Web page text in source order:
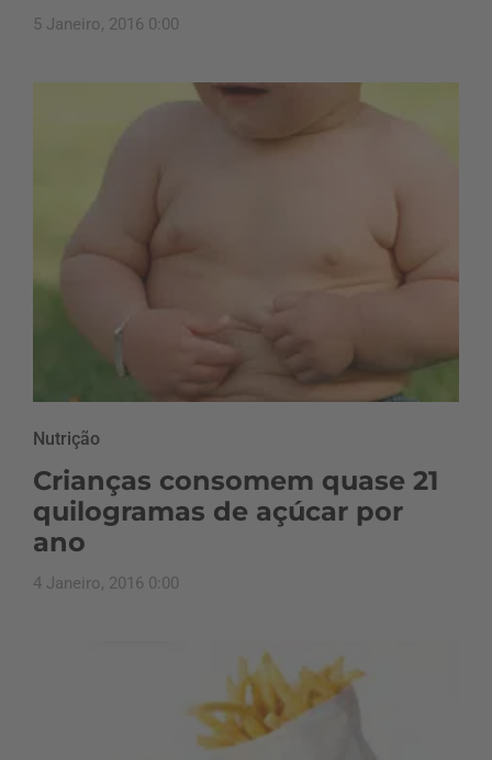
5 Janeiro, 2016 0:00
Nutrição
Crianças consomem quase 21
quilogramas de açúcar por
ano
4 Janeiro, 2016 0:00